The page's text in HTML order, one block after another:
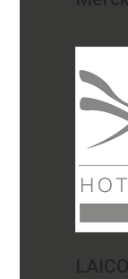
LAICO